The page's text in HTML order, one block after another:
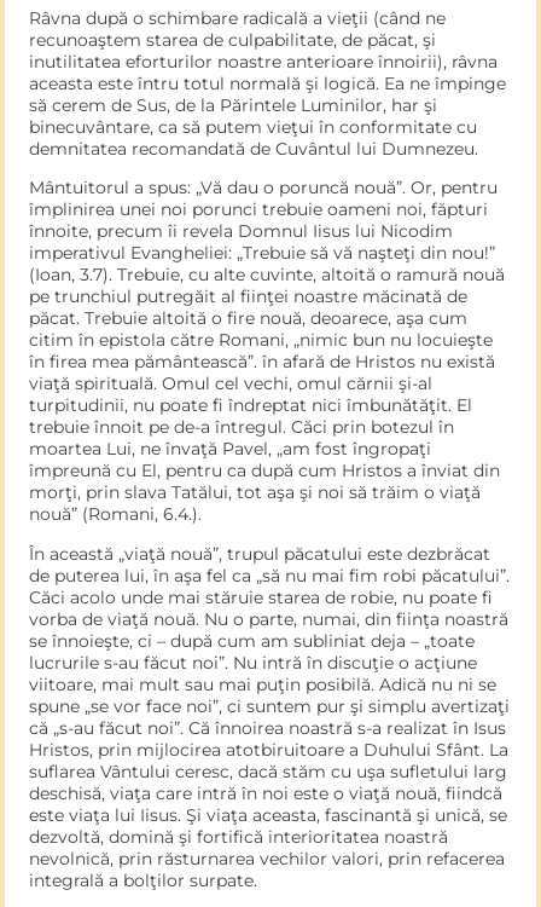
Râvna după o schimbare radicală a vieţii (când ne
recunoaştem starea de culpabilitate, de păcat, şi
inutilitatea eforturilor noastre anterioare înnoirii), râvna
aceasta este întru totul normală şi logică. Ea ne împinge
să cerem de Sus, de la Părintele Luminilor, har şi
binecuvântare, ca să putem vieţui în conformitate cu
demnitatea recomandată de Cuvântul lui Dumnezeu.
Mântuitorul a spus: „Vă dau o poruncă nouă”. Or, pentru
împli­nirea unei noi porunci trebuie oameni noi, făpturi
înnoite, precum îi revela Domnul Iisus lui Nicodim
imperativul Evangheliei: „Tre­buie să vă naşteţi din nou!”
(Ioan, 3.7). Trebuie, cu alte cuvinte, altoită o ramură nouă
pe trunchiul putregăit al fiinţei noastre măci­nată de
păcat. Trebuie altoită o fire nouă, deoarece, aşa cum
citim în epistola către Romani, „nimic bun nu locuieşte
în firea mea pământească”. în afară de Hristos nu există
viaţă spirituală. Omul cel vechi, omul cărnii şi-al
turpitudinii, nu poate fi îndreptat nici îmbunătăţit. El
trebuie înnoit pe de-a întregul. Căci prin botezul în
moartea Lui, ne învaţă Pavel, „am fost îngropaţi
împreună cu El, pentru ca după cum Hristos a înviat din
morţi, prin slava Tatălui, tot aşa şi noi să trăim o viaţă
nouă” (Romani, 6.4.).
În această „viaţă nouă”, trupul păcatului este dezbrăcat
de pute­rea lui, în aşa fel ca „să nu mai fim robi păcatului”.
Căci acolo unde mai stăruie starea de robie, nu poate fi
vorba de viaţă nouă. Nu o parte, numai, din fiinţa noastră
se înnoieşte, ci – după cum am subliniat deja – „toate
lucrurile s-au făcut noi”. Nu intră în dis­cuţie o acţiune
viitoare, mai mult sau mai puţin posibilă. Adică nu ni se
spune „se vor face noi”, ci suntem pur şi simplu avertizaţi
că „s-au făcut noi”. Că înnoirea noastră s-a realizat în Isus
Hristos, prin mijlocirea atotbiruitoare a Duhului Sfânt. La
suflarea Vântu­lui ceresc, dacă stăm cu uşa sufletului larg
deschisă, viaţa care intră în noi este o viaţă nouă, fiindcă
este viaţa lui Iisus. Şi viaţa aceas­ta, fascinantă şi unică, se
dezvoltă, domină şi fortifică interioritatea noastră
nevolnică, prin răsturnarea vechilor valori, prin reface­rea
integrală a bolţilor surpate.